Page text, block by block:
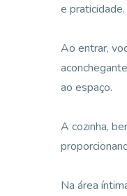
e praticidade.
Ao entrar,
ao espaço.
A cozinha,
Na área